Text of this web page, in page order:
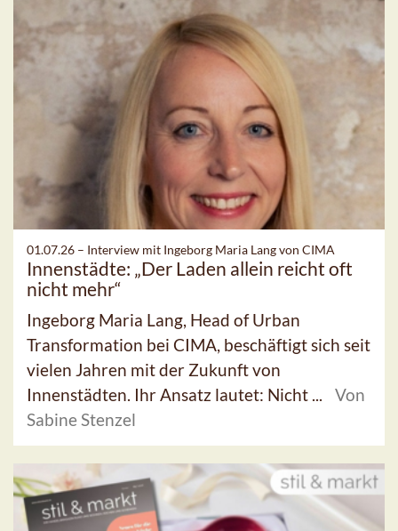
01.07.26 – Interview mit Ingeborg Maria Lang von CIMA
Innenstädte: „Der Laden allein reicht oft
nicht mehr“
Ingeborg Maria Lang, Head of Urban
Transformation bei CIMA, beschäftigt sich seit
vielen Jahren mit der Zukunft von
Innenstädten. Ihr Ansatz lautet: Nicht ...
Von
Sabine Stenzel